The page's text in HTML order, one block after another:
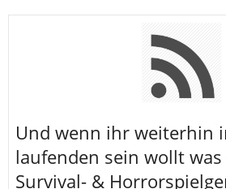
Und wenn ihr weiterhin
laufenden sein wollt was
Survival- &